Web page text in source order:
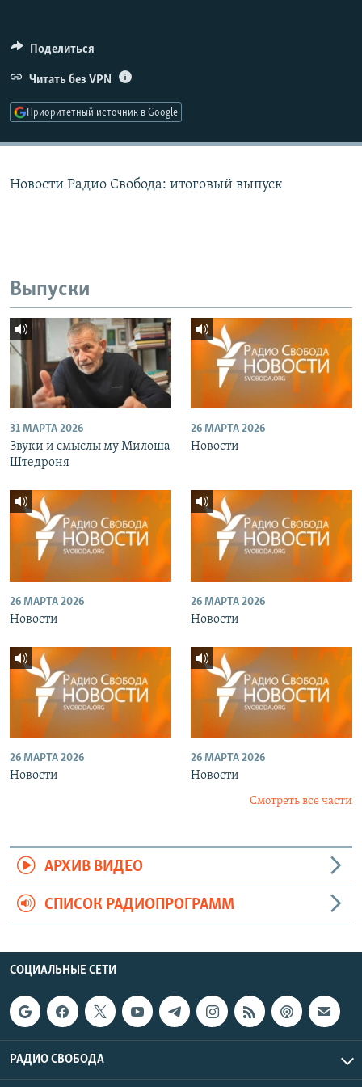
ПОДПИШИТЕСЬ НА РАССЫЛКУ
СОЦИАЛЬНЫЕ СЕТИ
Поделиться
Читать без VPN
Приоритетный источник в Google
Новости Радио Свобода: итоговый выпуск
Выпуски
31 МАРТА 2026
Звуки и смыслы му Милоша
Штедроня
26 МАРТА 2026
Новости
26 МАРТА 2026
Новости
26 МАРТА 2026
Новости
26 МАРТА 2026
Новости
26 МАРТА 2026
Новости
Смотреть все части
АРХИВ ВИДЕО
СПИСОК РАДИОПРОГРАММ
СОЦИАЛЬНЫЕ СЕТИ
РАДИО СВОБОДА